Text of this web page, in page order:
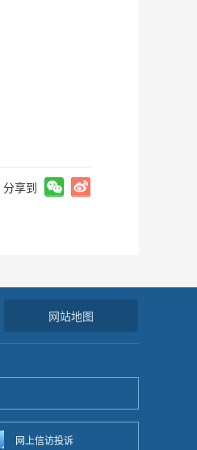
分享到
网站地图
网上信访投诉